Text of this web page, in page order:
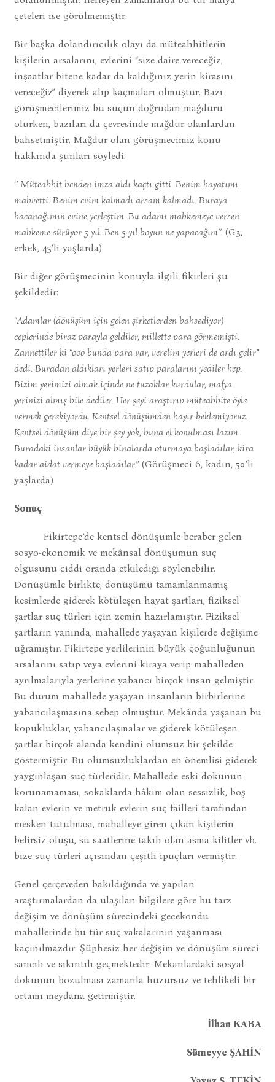
çeteleri ise görülmemiştir.
Bir başka dolandırıcılık olayı da müteahhitlerin
kişilerin arsalarını, evlerini “size daire vereceğiz,
inşaatlar bitene kadar da kaldığınız yerin kirasını
vereceğiz” diyerek alıp kaçmaları olmuştur. Bazı
görüşmecilerimiz bu suçun doğrudan mağduru
olurken, bazıları da çevresinde mağdur olanlardan
bahsetmiştir. Mağdur olan görüşmecimiz konu
hakkında şunları söyledi:
‘’ Müteahhit benden imza aldı kaçtı gitti. Benim hayatımı
mahvetti. Benim evim kalmadı arsam kalmadı. Buraya
bacanağımın evine yerleştim. Bu adamı mahkemeye versen
mahkeme sürüyor 5 yıl. Ben 5 yıl boyun ne yapacağım’’. (G3,
erkek, 45’li yaşlarda)
Bir diğer görüşmecinin konuyla ilgili fikirleri şu
şekildedir:
“Adamlar (dönüşüm için gelen şirketlerden bahsediyor)
ceplerinde biraz parayla geldiler, millette para görmemişti.
Zannettiler ki “ooo bunda para var, verelim yerleri de ardı gelir”
dedi. Buradan aldıkları yerleri satıp paralarını yediler hep.
Bizim yerimizi almak içinde ne tuzaklar kurdular, mafya
yerinizi almış bile dediler. Her şeyi araştırıp müteahhite öyle
vermek gerekiyordu. Kentsel dönüşümden hayır beklemiyoruz.
Kentsel dönüşüm diye bir şey yok, buna el konulması lazım.
Buradaki insanlar büyük binalarda oturmaya başladılar, kira
kadar aidat vermeye başladılar.”(Görüşmeci 6, kadın, 50’li
yaşlarda)
Sonuç
Fikirtepe’de kentsel dönüşümle beraber gelen
sosyo-ekonomik ve mekânsal dönüşümün suç
olgusunu ciddi oranda etkilediği söylenebilir.
Dönüşümle birlikte, dönüşümü tamamlanmamış
kesimlerde giderek kötüleşen hayat şartları, fiziksel
şartlar suç türleri için zemin hazırlamıştır. Fiziksel
şartların yanında, mahallede yaşayan kişilerde değişime
uğramıştır. Fikirtepe yerlilerinin büyük çoğunluğunun
arsalarını satıp veya evlerini kiraya verip mahalleden
ayrılmalarıyla yerlerine yabancı birçok insan gelmiştir.
Bu durum mahallede yaşayan insanların birbirlerine
yabancılaşmasına sebep olmuştur. Mekânda yaşanan bu
kopukluklar, yabancılaşmalar ve giderek kötüleşen
şartlar birçok alanda kendini olumsuz bir şekilde
göstermiştir. Bu olumsuzluklardan en önemlisi giderek
yaygınlaşan suç türleridir. Mahallede eski dokunun
korunamaması, sokaklarda hâkim olan sessizlik, boş
kalan evlerin ve metruk evlerin suç failleri tarafından
mesken tutulması, mahalleye giren çıkan kişilerin
belirsiz oluşu, su saatlerine takılı olan asma kilitler vb.
bize suç türleri açısından çeşitli ipuçları vermiştir.
Genel çerçeveden bakıldığında ve yapılan
araştırmalardan da ulaşılan bilgilere göre bu tarz
değişim ve dönüşüm sürecindeki gecekondu
mahallerinde bu tür suç vakalarının yaşanması
kaçınılmazdır. Şüphesiz her değişim ve dönüşüm süreci
sancılı ve sıkıntılı geçmektedir. Mekanlardaki sosyal
dokunun bozulması zamanla huzursuz ve tehlikeli bir
ortamı meydana getirmiştir.
İlhan KABA
Sümeyye ŞAHİN